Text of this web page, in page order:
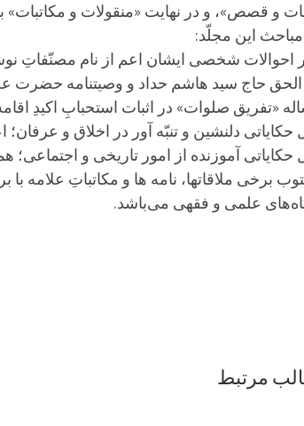
و قصص»، و در نهایت «منقولات و
این مجلّد:
احوالات شخصی ایشان اعم از نام مصنّفاتِ
حاج سید هاشم حداد و وصیتنامه حضرت
صلوات» در اثبات استحبابِ اکیدِ اقامه نماز در 5 وقت، نگارش یافته توسط معلق
حکایاتی دلنشین و تنبّه آور در اخلاق و
حکایاتی آموزنده از امور تاریخی و اجتماعی؛
برخی ملاقاتها، نامه ها و مکاتباتِ
علمی و فقهی می‌باشد.
مرتبط